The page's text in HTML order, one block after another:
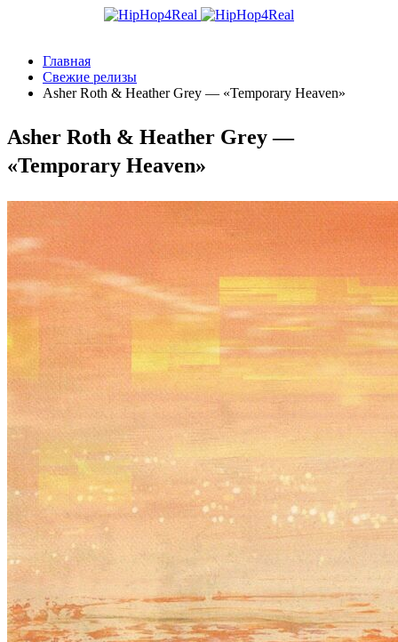
Главная
Свежие релизы
Asher Roth & Heather Grey — «Temporary Heaven»
Asher Roth & Heather Grey —
«Temporary Heaven»